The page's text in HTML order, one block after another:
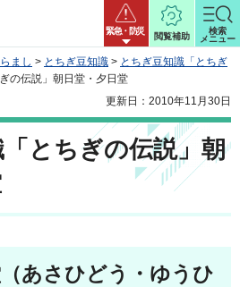
緊急・防災
閲覧補助
検索
メニュー
まし > とちぎ豆知識 > とちぎ豆知識「とちぎ
の伝説」朝日堂・夕日堂
更新日：2010年11月30日
とちぎの伝説」朝
あさひどう・ゆうひ